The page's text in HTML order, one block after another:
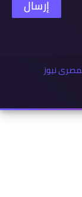
نيوز